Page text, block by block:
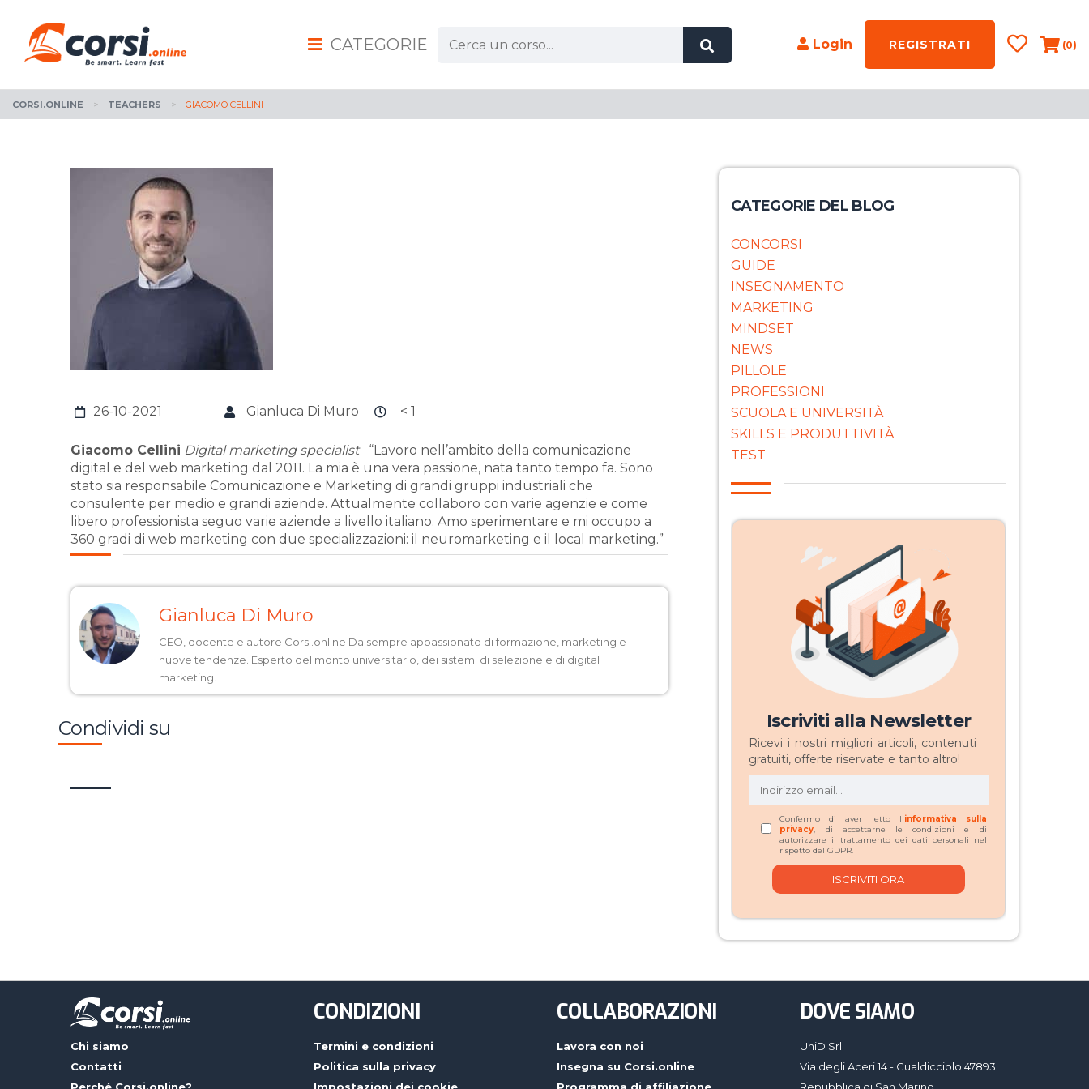
CATEGORIE Login REGISTRATI (0)
CORSI.ONLINE > TEACHERS > GIACOMO CELLINI
26-10-2021 Gianluca Di Muro < 1
Giacomo Cellini Digital marketing specialist“Lavoro nell’ambito della comunicazione
digital e del web marketing dal 2011. La mia è una vera passione, nata tanto tempo fa. Sono
stato sia responsabile Comunicazione e Marketing di grandi gruppi industriali che
consulente per medio e grandi aziende. Attualmente collaboro con varie agenzie e come
libero professionista seguo varie aziende a livello italiano. Amo sperimentare e mi occupo a
360 gradi di web marketing con due specializzazioni: il neuromarketing e il local marketing.”
Gianluca Di Muro
CEO, docente e autore Corsi.online Da sempre appassionato di formazione, marketing e
nuove tendenze. Esperto del monto universitario, dei sistemi di selezione e di digital
marketing.
Condividi su
CATEGORIE DEL BLOG
CONCORSI
GUIDE
INSEGNAMENTO
MARKETING
MINDSET
NEWS
PILLOLE
PROFESSIONI
SCUOLA E UNIVERSITÀ
SKILLS E PRODUTTIVITÀ
TEST
Iscriviti alla Newsletter
Ricevi i nostri migliori articoli, contenuti
gratuiti, offerte riservate e tanto altro!
Confermo di aver letto l'informativa sulla
privacy, di accettarne le condizioni e di
autorizzare il trattamento dei dati personali nel
rispetto del GDPR.
Chi siamo
Contatti
CONDIZIONI
Termini e condizioni
Politica sulla privacy
COLLABORAZIONI
Lavora con noi
Insegna su Corsi.online
DOVE SIAMO
UniD Srl
Via degli Aceri 14 - Gualdicciolo 47893